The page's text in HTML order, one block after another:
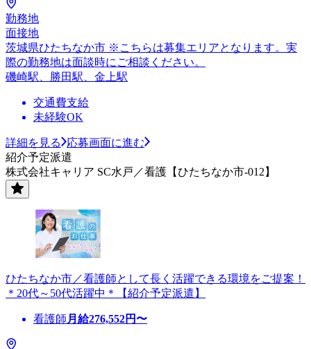
勤務地
面接地
茨城県ひたちなか市 ※こちらは募集エリアとなります。実
際の勤務地は面談時にご相談ください。
磯崎駅、勝田駅、金上駅
交通費支給
未経験OK
詳細を見る
応募画面に進む
紹介予定派遣
株式会社キャリア SC水戸／看護【ひたちなか市-012】
ひたちなか市／看護師として長く活躍できる環境をご提案！
＊20代～50代活躍中＊【紹介予定派遣】
看護師 月給276,552円〜